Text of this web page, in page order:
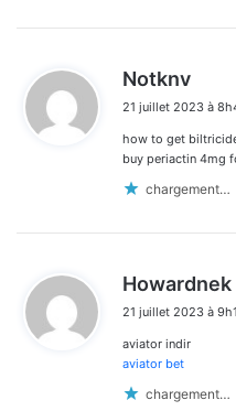
Notknv
t
:
21 juillet 2023 à
how to get
buy periactin 4mg
chargement…
Howardnek
t
21 juillet 2023 à
aviator indir
aviator bet
chargement…